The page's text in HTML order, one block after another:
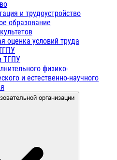
и трудоустройство
образование
оценка условий труда
ТГПУ
физико-
и естественно-научного
организации